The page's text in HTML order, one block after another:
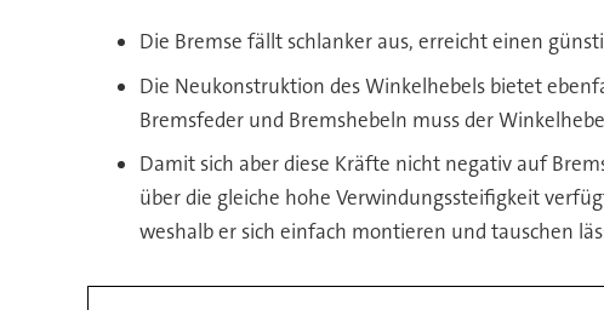
Die Bremse fällt schlanker aus, erreicht einen
Die Neukonstruktion des Winkelhebels bietet
Bremsfeder und Bremshebeln muss der
Damit sich aber diese Kräfte nicht negativ auf
über die gleiche hohe Verwindungssteifigkeit
weshalb er sich einfach montieren und tauschen